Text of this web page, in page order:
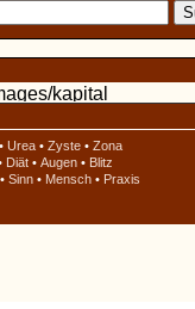
• Urea • Zyste • Zona
Diät • Augen • Blitz
• Sinn • Mensch • Praxis